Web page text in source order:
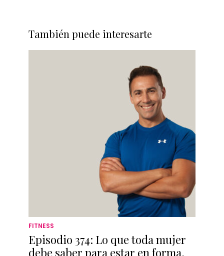
También puede interesarte
FITNESS
Episodio 374: Lo que toda mujer
debe saber para estar en forma,